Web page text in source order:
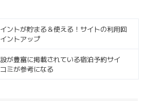
ントが貯まる＆使える！サイトの利用回
ントアップ
が豊富に掲載されている宿泊予約サイ
ミが参考になる